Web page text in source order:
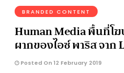
BRANDED CONTENT
Human Media พื้นที่โ
ผากของไอซ์ พาริส จาก
Posted On 12 February 2019